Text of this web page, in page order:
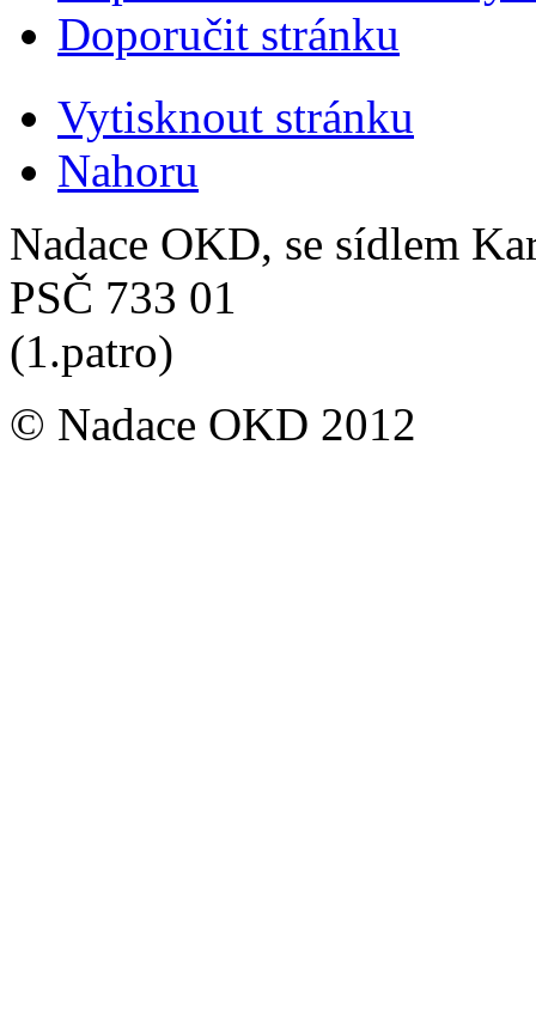
Doporučit stránku
Vytisknout stránku
Nahoru
Nadace OKD, se sídlem
PSČ 733 01
(1.patro)
© Nadace OKD 2012